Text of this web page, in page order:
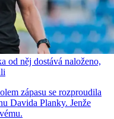
od něj dostává naloženo,
zápasu se rozproudila
Davida Planky. Jenže